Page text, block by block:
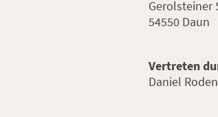
Gerolsteiner
54550 Daun
Vertreten
Daniel Roden